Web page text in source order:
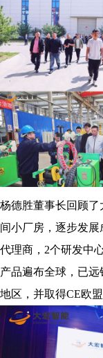
杨德胜董事长回顾了
间小厂房，逐步发
代理商，2个研发中
产品遍布全球，已
地区，并取得CE欧盟